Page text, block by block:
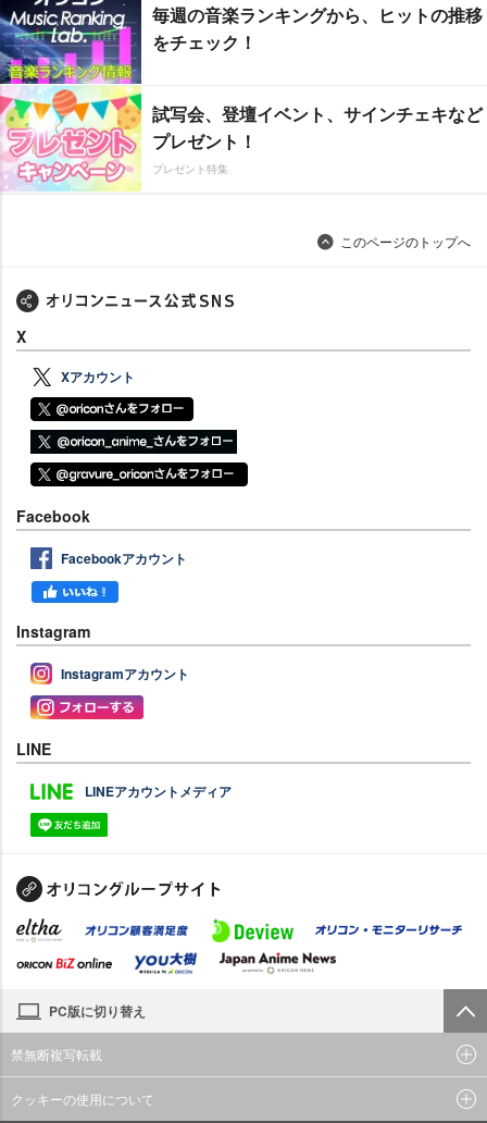
毎週の音楽ランキングから、ヒットの推移
をチェック！
試写会、登壇イベント、サインチェキなど
プレゼント！
プレゼント特集
このページのトップへ
X
Xアカウント
Facebook
Facebookアカウント
Instagram
Instagramアカウント
LINE
LINEアカウントメディア
PC版に切り替え
禁無断複写転載
クッキーの使用について